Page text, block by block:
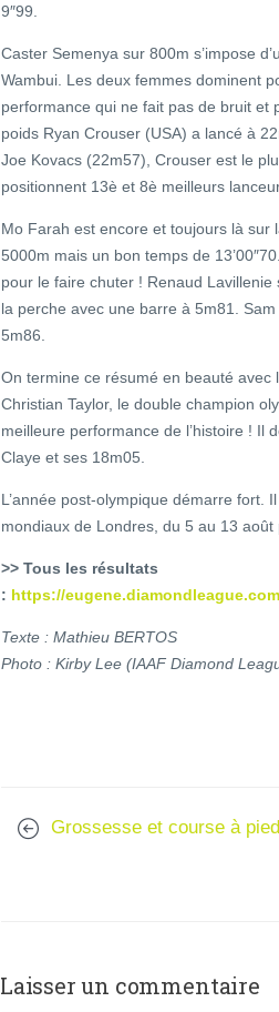
9″99.
Caster Semenya sur 800m s’impose
Wambui. Les deux femmes dominent
performance qui ne fait pas de bruit et
poids Ryan Crouser (USA) a lancé à
Joe Kovacs (22m57), Crouser est le
positionnent 13è et 8è meilleurs
Mo Farah est encore et toujours là sur
5000m mais un bon temps de
pour le faire chuter ! Renaud
la perche avec une barre à 5m81.
5m86.
On termine ce résumé en beauté avec
Christian Taylor, le double champion
meilleure performance de l’histoire ! Il
Claye et ses 18m05.
L’année post-olympique démarre fort.
mondiaux de Londres, du 5 au 13 août
>> Tous les résultats
: https://
Texte : Mathieu BERTOS
Photo : Kirby Lee (IAAF Diamond
Grossesse et course à pied
Laisser un commentaire